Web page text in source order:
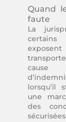
Quand
faute
La
lorsqu’il
une
des